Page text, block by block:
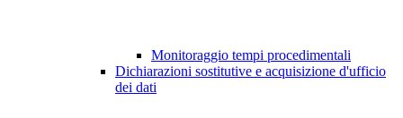
Monitoraggio tempi procedimentali
Dichiarazioni sostitutive e acquisizione d'ufficio
dei dati